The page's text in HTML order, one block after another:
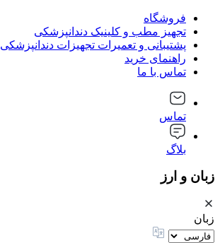
فروشگاه
تجهیز مطب و کلینیک دندانپزشکی
پشتیبانی و تعمیرات تجهیزات دندانپزشکی
راهنمای خرید
تماس با ما
تماس
بلاگ
زبان و ارز
زبان